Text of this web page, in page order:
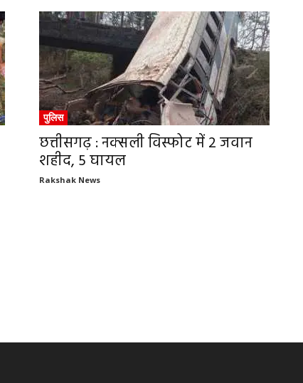
पुलिस
छत्तीसगढ़ : नक्सली विस्फोट में 2 जवान
शहीद, 5 घायल
Rakshak News